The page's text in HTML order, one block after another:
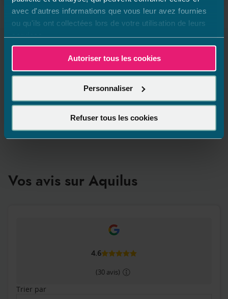
avec d'autres informations que vous leur avez fournies
ou qu'ils ont collectées lors de votre utilisation de leurs
services.
Autoriser tous les cookies
Personnaliser
Refuser tous les cookies
Magasins à proximité de Aquilus
Piscines et Spas Bourgoin
Il n'y a aucun magasin à proximité
Vos avis sur Aquilus
4.6
(30 avis)
Trier par